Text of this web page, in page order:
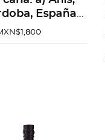
España
Dulce 1000